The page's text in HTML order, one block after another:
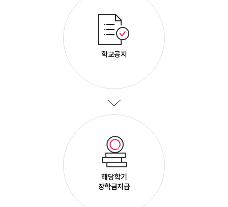
학교공지
해당학기
장학금지급